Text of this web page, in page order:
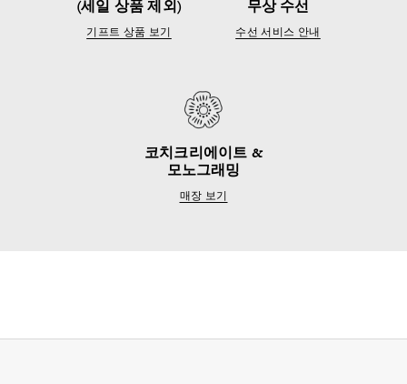
(세일 상품 제외)
기프트 상품 보기
무상 수선
수선 서비스 안내
코치크리에이트 &
모노그래밍
매장 보기